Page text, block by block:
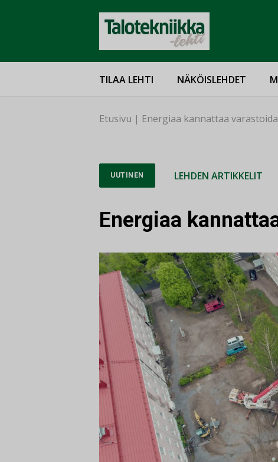
TILAA LEHTI NÄKÖISLEHDET
Etusivu | Energiaa kannattaa
UUTINEN LEHDEN ARTIKKELIT
Energiaa